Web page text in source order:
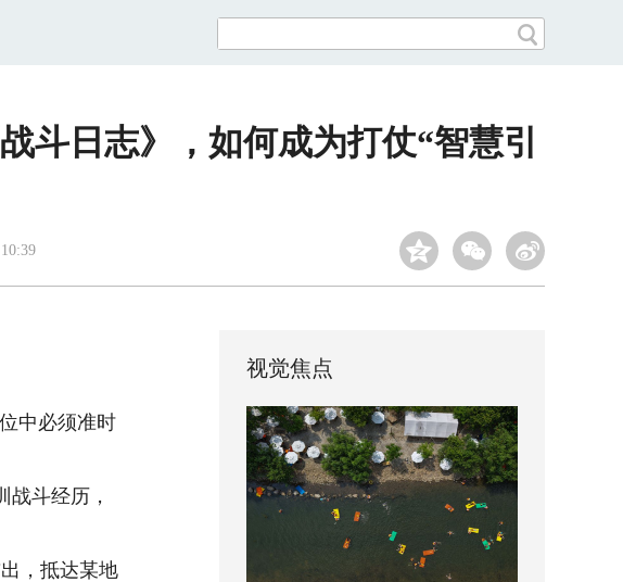
斗日志》，如何成为打仗“智慧引
中必须准时
斗经历，
，抵达某地
视觉焦点